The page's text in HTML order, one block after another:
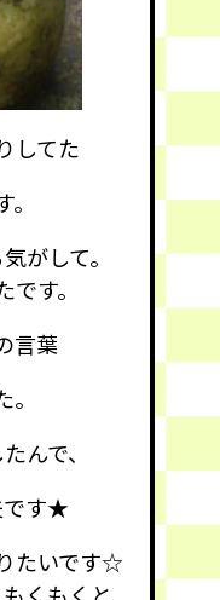
してた
がして。
す。
言葉
んで、
です★
たいです☆
くもくと